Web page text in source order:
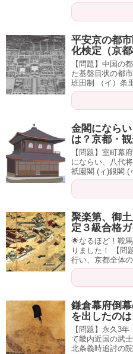
平安京の都
化検定（京
【問題】中国の
た基盤目状の都
班田制 （イ）条
金閣になら
は？京都・
【問題】室町幕
にならい、八代
祇園閣 (ィ)銀閣 (
聚楽第、御
定３級合格
🌟なるほど！鞍
りました！ 【問
行い、京都全体
鎌倉幕府倒
を出したの
【問題】永久3
て畿内近国の武
北条義時追討の